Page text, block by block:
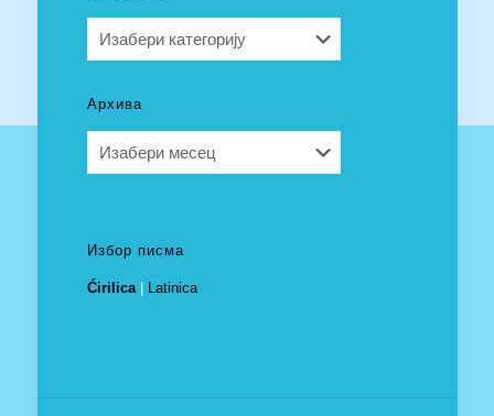
Архива
Избор писма
Ćirilica| Latinica